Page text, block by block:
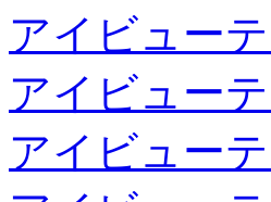
アイビュー
アイビュー
アイビュー